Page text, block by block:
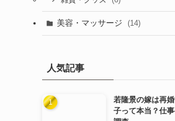
美容・マッサージ (14)
人気記事
若隆景の嫁は再
子って本当？仕